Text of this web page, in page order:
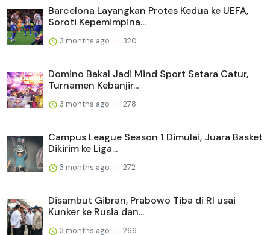
Barcelona Layangkan Protes Kedua ke UEFA,
Soroti Kepemimpina...
3 months ago 320
Domino Bakal Jadi Mind Sport Setara Catur,
Turnamen Kebanjir...
3 months ago 278
Campus League Season 1 Dimulai, Juara Basket
Dikirim ke Liga...
3 months ago 272
Disambut Gibran, Prabowo Tiba di RI usai
Kunker ke Rusia dan...
3 months ago 266